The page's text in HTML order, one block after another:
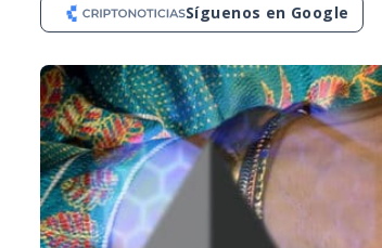
Síguenos en Google